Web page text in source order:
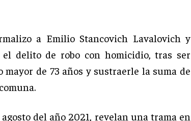
a Emilio Stancovich Lavalovich y
delito de robo con homicidio, tras ser
de 73 años y sustraerle la suma de
del año 2021, revelan una trama en